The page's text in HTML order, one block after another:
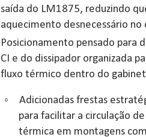
saída do LM1875, reduzindo
aquecimento desnecessário no
Posicionamento pensado para
CI e do dissipador organizada
fluxo térmico dentro do
◦
Adicionadas frestas
para facilitar a circulação
térmica em montagens